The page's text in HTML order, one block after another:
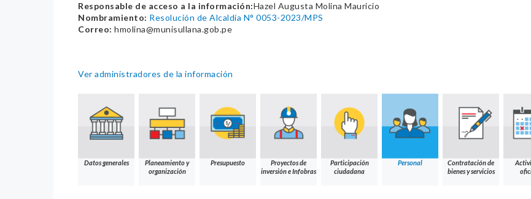
Responsable de acceso a la información:Hazel Augusta Molina Mauricio
Nombramiento: Resolución de Alcaldía N° 0053-2023/MPS
Correo: hmolina@munisullana.gob.pe
Ver administradores de la información
Datos generales
Planeamiento y
organización
Presupuesto
Proyectos de
inversión e Infobras
Participación
ciudadana
Personal
Contratación de
bienes y servicios